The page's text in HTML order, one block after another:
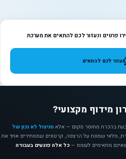
פרטים ונעזור לכם להתאים את מערכת
נעזור לכם להתאים
מידוף מקצועי?
בהכרח מחוסר מקום — אלא מניצול לא נכון של
מלאי שמונח על הרצפה, קרטונים שמסתירים אחד את
מתאימים לעומס —כל אלה פוגעים בעבודה